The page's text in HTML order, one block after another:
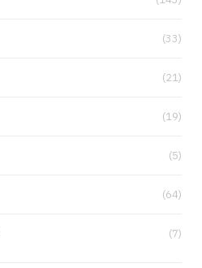
(33)
(21)
(19)
(5)
(64)
(7)